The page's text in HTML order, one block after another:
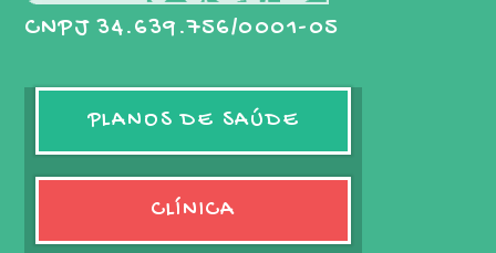
CNPJ 34.639.756/0001-05
PLANOS DE SAÚDE
CLÍNICA